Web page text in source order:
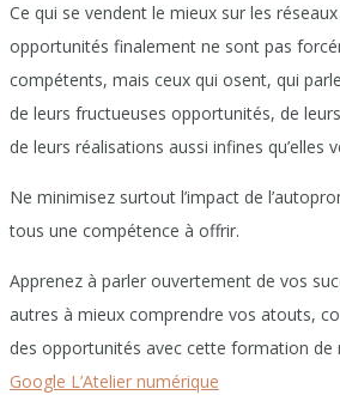
Ce qui se vendent le mieux sur les
opportunités finalement ne sont pas
compétents, mais ceux qui osent, qui
de leurs fructueuses opportunités, de
de leurs réalisations aussi infines qu’elles
Ne minimisez surtout l’impact de
tous une compétence à offrir.
Apprenez à parler ouvertement de vos
autres à mieux comprendre vos atouts,
des opportunités avec cette formation de
Google L’Atelier numérique